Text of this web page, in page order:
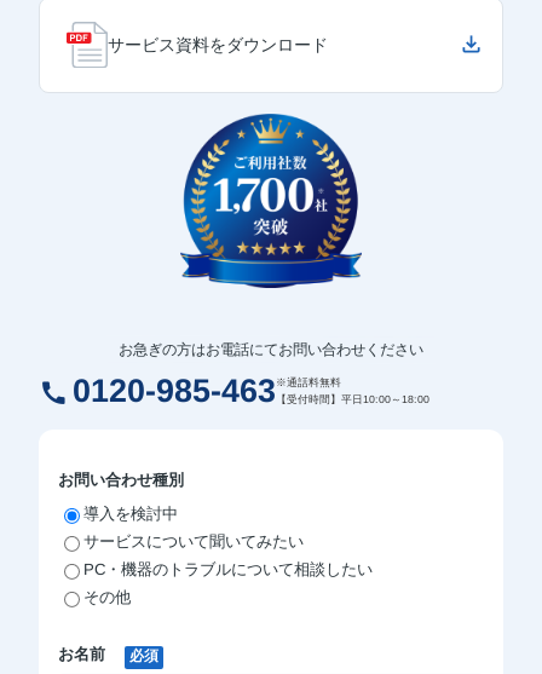
サービス資料をダウンロード
お急ぎの方はお電話にてお問い合わせください
call 0120-985-463※通話料無料
【受付時間】平日10:00～18:00
お問い合わせ種別
導入を検討中
サービスについて聞いてみたい
PC・機器のトラブルについて相談したい
その他
お名前 必須